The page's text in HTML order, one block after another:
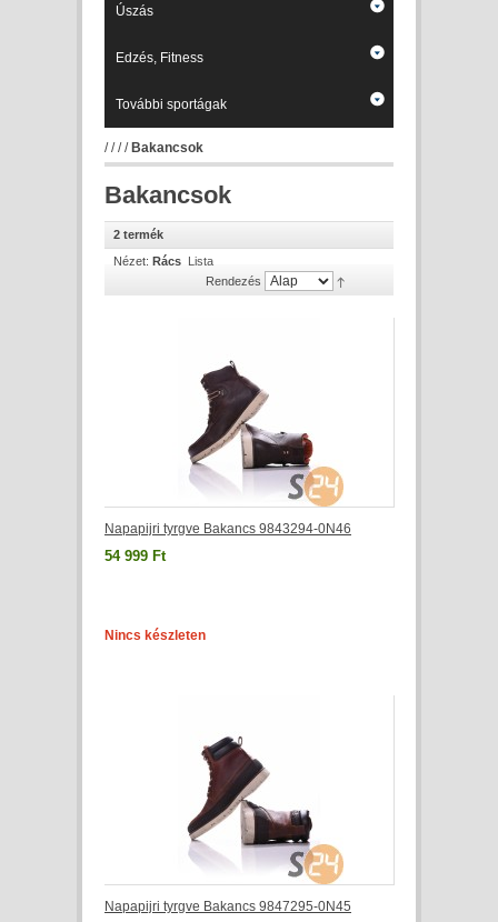
Úszás
Edzés, Fitness
További sportágak
//// Bakancsok
Bakancsok
2 termék
Nézet: Rács Lista
Rendezés
Napapijri tyrgve Bakancs 9843294-0N46
54 999 Ft
Nincs készleten
Napapijri tyrgve Bakancs 9847295-0N45